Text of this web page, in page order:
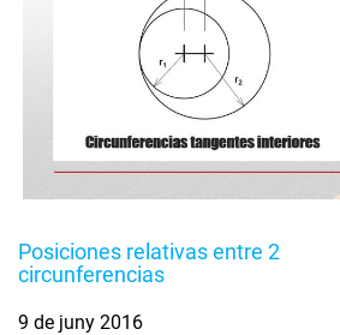
Posiciones relativas entre 2
circunferencias
9 de juny 2016